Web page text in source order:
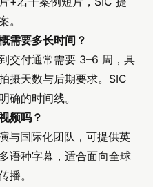
。
需要多长时间？
交付通常需要 3–6 周，具
摄天数与后期要求。SIC
确的时间线。
频吗？
与国际化团队，可提供英
语种字幕，适合面向全球
播。